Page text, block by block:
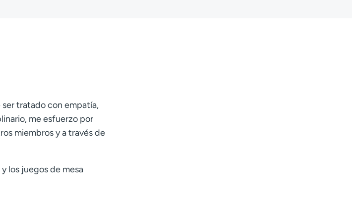
tratado con empatía,
me esfuerzo por
miembros y a través de
los juegos de mesa